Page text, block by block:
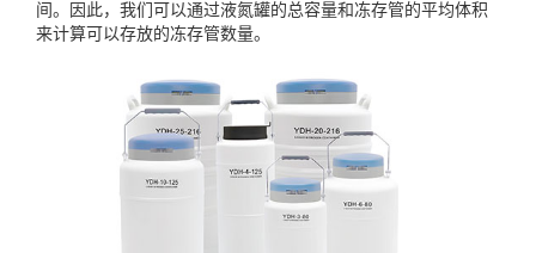
间。因此，我们可以通过液氮罐的总容量和冻存管的平均体积
来计算可以存放的冻存管数量。